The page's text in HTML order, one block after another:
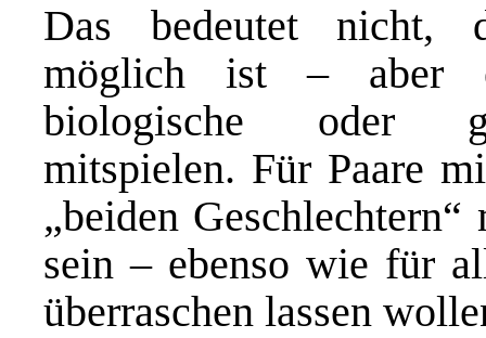
Das bedeutet nicht,
möglich ist – aber
biologische oder
mitspielen. Für Paare
„beiden
sein – ebenso wie für
überraschen lassen